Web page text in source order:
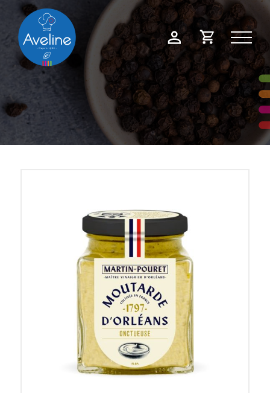
Mon
compte
Demande
de
devis
Panneau de gestion des cookies